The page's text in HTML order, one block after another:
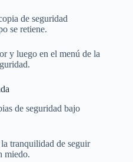
de seguridad
se retiene.
y luego en el menú de la
de seguridad bajo
tranquilidad de seguir
miedo.